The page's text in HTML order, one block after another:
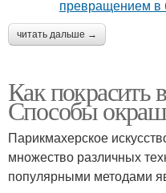
читать дальше →
Как покрасить
Способы
Парикмахерское
множество различных
популярными методами